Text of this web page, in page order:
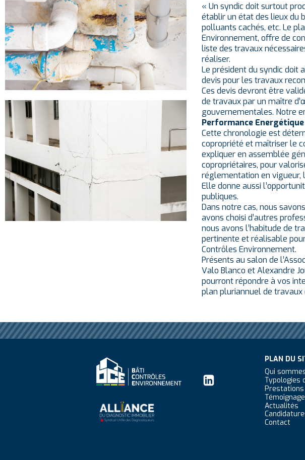
« Un syndic doit surtout
établir un état des lieux du
polluants cachés, etc. Le
Environnement, offre de
liste des travaux
réaliser.
Le président du syndic doit
devis pour les travaux
Ces devis devront être
de travaux par un maître
gouvernementales. Notre
Performance
Cette chronologie est
copropriété et maîtriser le
expliquer en assemblée
copropriétaires, pour
réglementation en vigueur,
Elle donne aussi
publiques.
Dans notre cas, nous
avons choisi d’autres
nous avons l’habitude de
pertinente et réalisable
Contrôles Environnement.
Présents au salon de
Valo Blanco et Alexandre
pourront répondre à vos
plan pluriannuel de
PLAN DU
Qui
Typologies
Prestations
Actualités
Contact